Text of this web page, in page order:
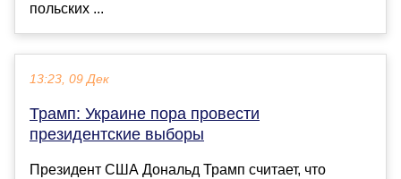
польских ...
13:23, 09 Дек
Трамп: Украине пора провести
президентские выборы
Президент США Дональд Трамп считает, что